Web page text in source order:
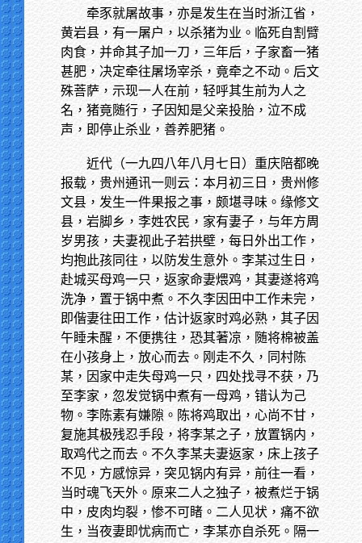
牵豕就屠故事，亦是发生在当时浙江省，
黄岩县，有一屠户，以杀猪为业。临死自割臂
肉食，并命其子加一刀，三年后，子家畜一猪
甚肥，决定牵往屠场宰杀，竟牵之不动。后文
殊菩萨，示现一人在前，轻呼其生前为人之
名，猪竟随行，子因知是父亲投胎，泣不成
声，即停止杀业，善养肥猪。
近代（一九四八年八月七日）重庆陪都晚
报载，贵州通讯一则云：本月初三日，贵州修
文县，发生一件果报之事，颇堪寻味。缘修文
县，岩脚乡，李姓农民，家有妻子，与年方周
岁男孩，夫妻视此子若拱壁，每日外出工作，
均抱此孩同往，以防发生意外。李某过生日，
赴城买母鸡一只，返家命妻煨鸡，其妻遂将鸡
洗净，置于锅中煮。不久李因田中工作未完，
即偕妻往田工作，估计返家时鸡必熟，其子因
午睡未醒，不便携往，恐其著凉，随将棉被盖
在小孩身上，放心而去。刚走不久，同村陈
某，因家中走失母鸡一只，四处找寻不获，乃
至李家，忽发觉锅中煮有一母鸡，错认为己
物。李陈素有嫌隙。陈将鸡取出，心尚不甘，
复施其极残忍手段，将李某之子，放置锅内，
取鸡代之而去。不久李某夫妻返家，床上孩子
不见，方感惊异，突见锅内有异，前往一看，
当时魂飞天外。原来二人之独子，被煮烂于锅
中，皮肉均裂，惨不可睹。二人见状，痛不欲
生，当夜妻即忧病而亡，李某亦自杀死。隔一